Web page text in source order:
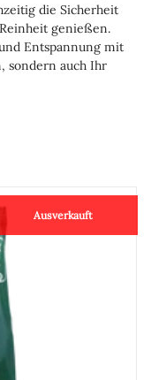
die Sicherheit
genießen.
Entspannung mit
sondern auch Ihr
Ausverkauft